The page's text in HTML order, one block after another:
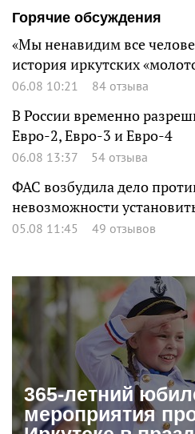
Горячие обсуждения
«Мы ненавидим все
история иркутских
06.08 10:21 84 отзыва
В России временно
Евро-2, Евро-3 и Евро-4
06.08 13:37 54 отзыва
ФАС возбудила дело
невозможности
05.08 11:45 49 отзывов
365-летний
мероприятия